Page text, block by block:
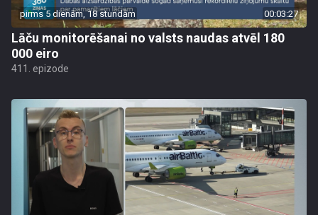
pirms 5 dienām, 18 stundām 00:03:27
Lāču monitorēšanai no valsts naudas atvēl 180
000 eiro
411. epizode